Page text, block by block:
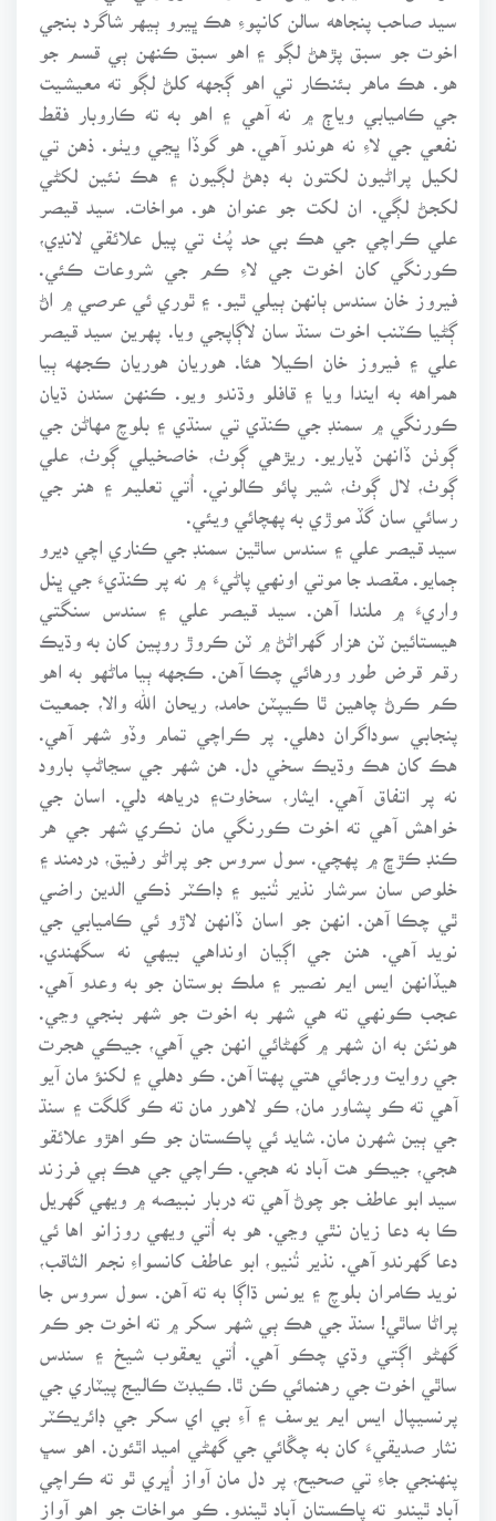
سيد صاحب پنجاهه سالن کانپوءِ هڪ ڀيرو ٻيهر شاگرد بنجي
اخوت جو سبق پڙهڻ لڳو ۽ اهو سبق ڪنهن ٻي قسم جو
هو. هڪ ماهر بئنڪار تي اهو ڳجهه کلڻ لڳو ته معيشيت
جي ڪاميابي وياڄ ۾ نه آهي ۽ اهو به ته ڪاروبار فقط
نفعي جي لاءِ نه هوندو آهي. هو گوڏا ڀڃي ويٺو. ذهن تي
لکيل پراڻيون لکتون به ڊهڻ لڳيون ۽ هڪ نئين لکڻي
لکجڻ لڳي. ان لکت جو عنوان هو. مواخات. سيد قيصر
علي ڪراچي جي هڪ بي حد پُٺ تي پيل علائقي لانڍي،
ڪورنگي کان اخوت جي لاءِ ڪم جي شروعات ڪئي.
فيروز خان سندس ٻانهن ٻيلي ٿيو. ۽ ٿوري ئي عرصي ۾ اڻ
ڳڻيا ڪٽنب اخوت سنڌ سان لاڳاپجي ويا. پهرين سيد قيصر
علي ۽ فيروز خان اڪيلا هئا. هوريان هوريان ڪجهه ٻيا
همراهه به ايندا ويا ۽ قافلو وڌندو ويو. ڪنهن سندن ڌيان
ڪورنگي ۾ سمنڊ جي ڪنڌي تي سنڌي ۽ بلوچ مهاڻن جي
ڳوٺن ڏانهن ڏياريو. ريڙهي ڳوٺ، خاصخيلي ڳوٺ، علي
ڳوٺ، لال ڳوٺ، شير پائو ڪالوني. اُتي تعليم ۽ هنر جي
رسائي سان گڏ موڙي به پهچائي ويئي.
سيد قيصر علي ۽ سندس ساٿين سمنڊ جي ڪناري اچي ديرو
ڄمايو. مقصد جا موتي اونهي پاڻيءَ ۾ نه پر ڪنڌيءَ جي ڀنل
واريءَ ۾ ملندا آهن. سيد قيصر علي ۽ سندس سنگتي
هيستائين ٽن هزار گهراڻڻ ۾ ٽن ڪروڙ روپين کان به وڌيڪ
رقم قرض طور ورهائي چڪا آهن. ڪجهه ٻيا ماڻهو به اهو
ڪم ڪرڻ چاهين ٿا ڪيپٽن حامد، ريحان الله والا، جمعيت
پنجابي سوداگران دهلي. پر ڪراچي تمام وڏو شهر آهي.
هڪ کان هڪ وڌيڪ سخي دل. هن شهر جي سڃاڻپ بارود
نه پر اتفاق آهي. ايثار، سخاوت۽ درياهه دلي. اسان جي
خواهش آهي ته اخوت ڪورنگي مان نڪري شهر جي هر
ڪنڊ ڪڙڇ ۾ پهچي. سول سروس جو پراڻو رفيق، دردمند ۽
خلوص سان سرشار نذير تُنيو ۽ ڊاڪٽر ذڪي الدين راضي
ٿي چڪا آهن. انهن جو اسان ڏانهن لاڙو ئي ڪاميابي جي
نويد آهي. هنن جي اڳيان اونداهي بيهي نه سگهندي.
هيڏانهن ايس ايم نصير ۽ ملڪ بوستان جو به وعدو آهي.
عجب ڪونهي ته هي شهر به اخوت جو شهر بنجي وڃي.
هونئن به ان شهر ۾ گهڻائي انهن جي آهي، جيڪي هجرت
جي روايت ورجائي هتي پهتا آهن. ڪو دهلي ۽ لکنؤ مان آيو
آهي ته ڪو پشاور مان، ڪو لاهور مان ته ڪو گلگت ۽ سنڌ
جي ٻين شهرن مان. شايد ئي پاڪستان جو ڪو اهڙو علائقو
هجي، جيڪو هت آباد نه هجي. ڪراچي جي هڪ ٻي فرزند
سيد ابو عاطف جو چوڻ آهي ته دربار نبيصه ۾ ويهي گهريل
ڪا به دعا زيان نٿي وڃي. هو به اُتي ويهي روزانو اها ئي
دعا گهرندو آهي. نذير تُنيو، ابو عاطف کانسواءِ نجم الثاقب،
نويد ڪامران بلوچ ۽ يونس ڌاڳا به ته آهن. سول سروس جا
پراڻا ساٿي! سنڌ جي هڪ ٻي شهر سکر ۾ ته اخوت جو ڪم
گهڻو اڳتي وڌي چڪو آهي. اُتي يعقوب شيخ ۽ سندس
ساٿي اخوت جي رهنمائي ڪن ٿا. ڪيڊٽ ڪاليج پيٽاري جي
پرنسيپال ايس ايم يوسف ۽ آءِ بي اي سکر جي ڊائريڪٽر
نثار صديقيءَ کان به چڱائي جي گهڻي اميد اٿئون. اهو سڀ
پنهنجي جاءِ تي صحيح، پر دل مان آواز اُڀري ٿو ته ڪراچي
آباد ٿيندو ته پاڪستان آباد ٿيندو. ڪو مواخات جو اهو آواز